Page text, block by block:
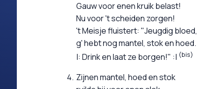
Gauw voor enen kruik belast!
Nu voor 't scheiden zorgen!
't Meisje fluistert: "Jeugdig bloed,
g' hebt nog mantel, stok en hoed.
Drink en laat ze borgen!"
(bis)
Zijnen mantel, hoed en stok